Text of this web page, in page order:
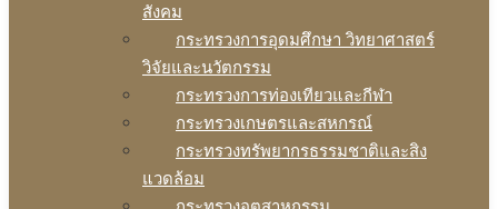
สังคม
กระทรวงการอุดมศึกษา วิทยาศาสตร์
วิจัยและนวัตกรรม
กระทรวงการท่องเทียวและกีฬา
กระทรวงเกษตรและสหกรณ์
กระทรวงทรัพยากรธรรมชาติและสิง
แวดล้อม